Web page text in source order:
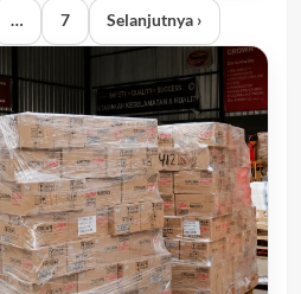
… 7 Selanjutnya ›